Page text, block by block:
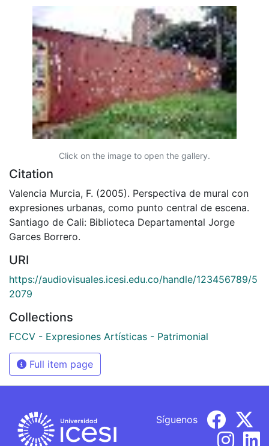
Click on the image to open the gallery.
Citation
Valencia Murcia, F. (2005). Perspectiva de mural con
expresiones urbanas, como punto central de escena.
Santiago de Cali: Biblioteca Departamental Jorge
Garces Borrero.
URI
https://audiovisuales.icesi.edu.co/handle/123456789/5
2079
Collections
FCCV - Expresiones Artísticas - Patrimonial
Full item page
Síguenos